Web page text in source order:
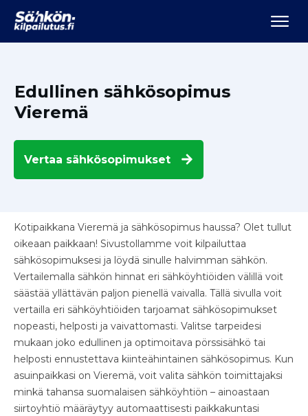
Edullinen sähkösopimus
Vieremä
Vertaa sähkösopimukset
Kotipaikkana Vieremä ja sähkösopimus haussa? Olet tullut
oikeaan paikkaan! Sivustollamme voit kilpailuttaa
sähkösopimuksesi ja löydä sinulle halvimman sähkön.
Vertailemalla sähkön hinnat eri sähköyhtiöiden välillä voit
säästää yllättävän paljon pienellä vaivalla. Tällä sivulla voit
vertailla eri sähköyhtiöiden tarjoamat sähkösopimukset
nopeasti, helposti ja vaivattomasti. Valitse tarpeidesi
mukaan joko edullinen ja optimoitava pörssisähkö tai
helposti ennustettava kiinteähintainen sähkösopimus. Kun
asuinpaikkasi on Vieremä, voit valita sähkön toimittajaksi
minkä tahansa suomalaisen sähköyhtiön – ainoastaan
siirtoyhtiö määräytyy automaattisesti paikkakuntasi